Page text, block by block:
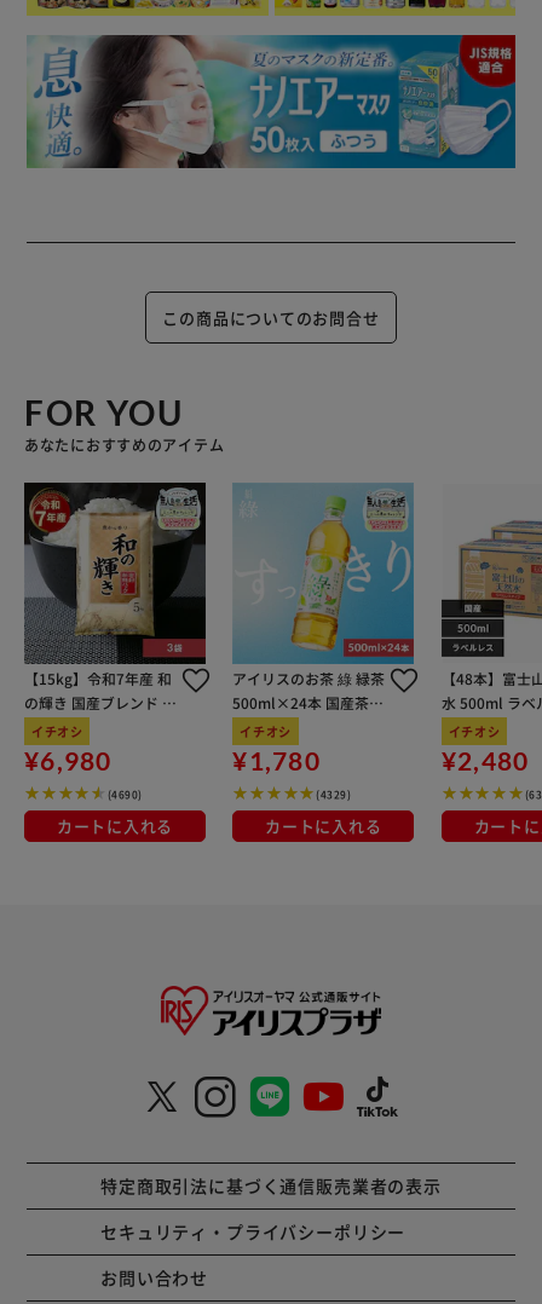
製造工場や製造時期、同一の工場内でも大きさにバラ付きが
ある場合がございます。
＊商品によっては、ストラップが短い場合が御座いますが、
不良品では御座いません。 ストラップを左右に引っ張って
伸ばすことで長さを調節することが出来ます。
一度伸ばすと元に戻すことはできなくなりますので、予めご
この商品についてのお問合せ
FOR YOU
あなたにおすすめのアイテム
【15kg】令和7年産 和
の輝き 国産ブレンド 5
kg×3袋
イチオシ
¥6,980
(4690)
カートに入れる
アイリスのお茶 綠 緑茶
500ml×24本 国産茶葉
100％使用
イチオシ
¥1,780
(4329)
カートに入れる
【48本】富士
水 500ml ラベ
イチオシ
¥2,480
カート
特定商取引法に基づく通信販売業者の表示
セキュリティ・プライバシーポリシー
お問い合わせ